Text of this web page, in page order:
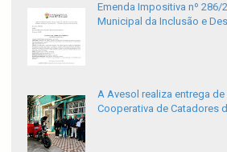
Emenda Impositiva nº 286/
Municipal da Inclusão e
A Avesol realiza entrega
Cooperativa de Catadores